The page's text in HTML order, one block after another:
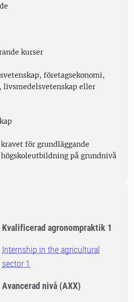
kurser
företagsekonomi,
livsmedelsvetenskap eller
för grundläggande
på grundnivå
Kvalificerad agronompraktik 1
Internship in the agricultural
sector 1
Avancerad nivå (AXX)